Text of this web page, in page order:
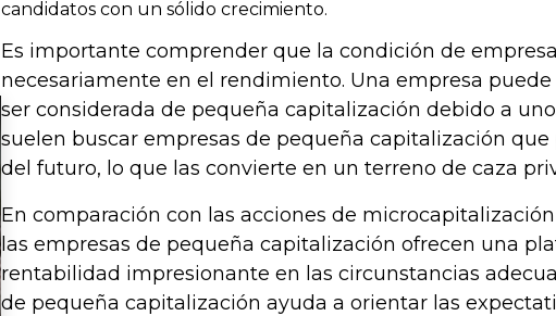
candidatos con un sólido crecimiento.
Es importante comprender que la condición de
necesariamente en el rendimiento. Una empresa
ser considerada de pequeña capitalización debido a
suelen buscar empresas de pequeña capitalización
del futuro, lo que las convierte en un terreno de caza
En comparación con las acciones de
las empresas de pequeña capitalización ofrecen una
rentabilidad impresionante en las circunstancias
de pequeña capitalización ayuda a orientar las